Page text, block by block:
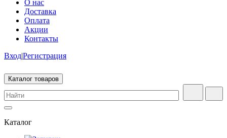
О нас
Доставка
Оплата
Акции
Контакты
Вход|Регистрация
Каталог товаров
Каталог